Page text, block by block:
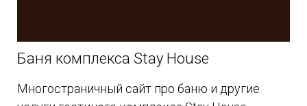
Баня комплекса Stay House
Многостраничный сайт про баню и другие